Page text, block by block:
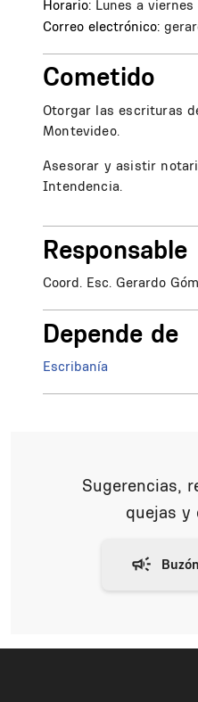
Horario: Lunes a viernes
Correo electrónico:
Cometido
Otorgar las escrituras
Montevideo.
Asesorar y asistir
Intendencia.
Responsable
Coord. Esc. Gerardo
Depende de
Escribanía
Sugerencias,
quejas y